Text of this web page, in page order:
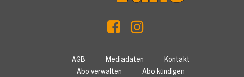
AGB Mediadaten
Kontakt
Abo verwalten
Abo kündigen